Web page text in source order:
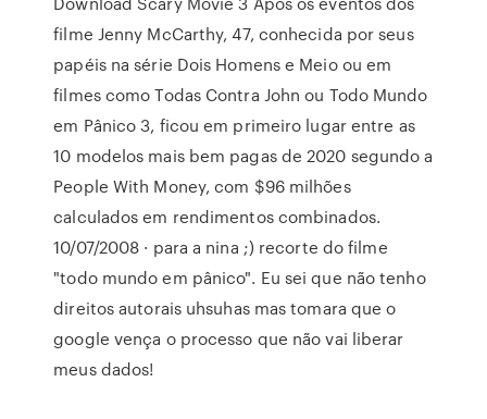
filme Jenny McCarthy, 47, conhecida por seus
papéis na série Dois Homens e Meio ou em
filmes como Todas Contra John ou Todo Mundo
em Pânico 3, ficou em primeiro lugar entre as
10 modelos mais bem pagas de 2020 segundo a
People With Money, com $96 milhões
calculados em rendimentos combinados.
10/07/2008 · para a nina ;) recorte do filme
"todo mundo em pânico". Eu sei que não tenho
direitos autorais uhsuhas mas tomara que o
google vença o processo que não vai liberar
meus dados!